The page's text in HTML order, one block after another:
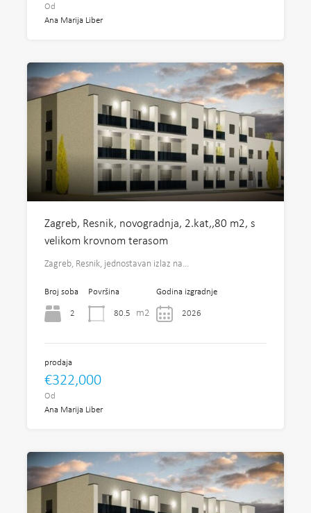
Od
Ana Marija Liber
Zagreb, Resnik, novogradnja, 2.kat,,80 m2, s
velikom krovnom terasom
Zagreb, Resnik, jednostavan izlaz na…
Broj soba
2
Površina
80.5 m2
Godina izgradnje
2026
prodaja
€322,000
Od
Ana Marija Liber